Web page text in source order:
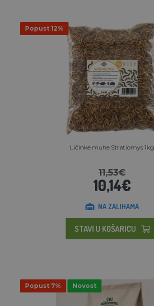
Popust 12%
Ličinke muhe Stratiomys 1kg
11,53€
10,14€
NA ZALIHAMA
STAVI U KOŠARICU
Popust 7% Novost